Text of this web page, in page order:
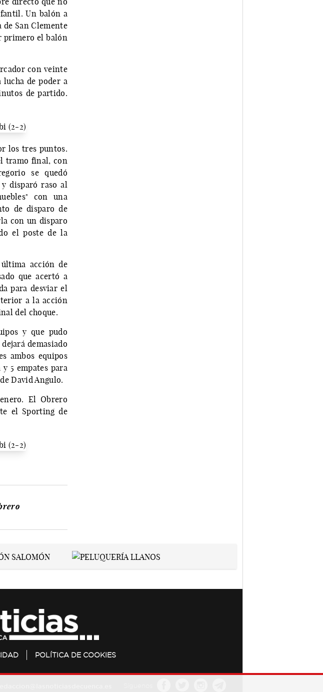
Un balón a
de San Clemente
primero el balón
con veinte
de poder a
de partido.
los tres puntos.
tramo final, con
se quedó
disparó raso al
con una
de disparo de
con un disparo
el poste de la
acción de
que acertó a
para desviar el
a la acción
del choque.
y que pudo
demasiado
ambos equipos
5 empates para
David Angulo.
El Obrero
el Sporting de
POLÍTICA DE COOKIES